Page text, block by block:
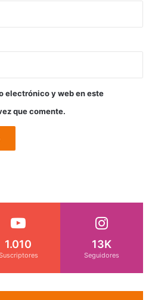
electrónico y web en este
que comente.
1.010 13K
Seguidores